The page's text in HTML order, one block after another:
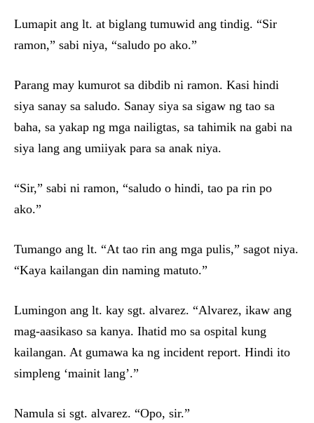
Lumapit ang lt. at biglang tumuwid ang tindig. “Sir
ramon,” sabi niya, “saludo po ako.”
Parang may kumurot sa dibdib ni ramon. Kasi hindi
siya sanay sa saludo. Sanay siya sa sigaw ng tao sa
baha, sa yakap ng mga nailigtas, sa tahimik na gabi na
siya lang ang umiiyak para sa anak niya.
“Sir,” sabi ni ramon, “saludo o hindi, tao pa rin po
ako.”
Tumango ang lt. “At tao rin ang mga pulis,” sagot niya.
“Kaya kailangan din naming matuto.”
Lumingon ang lt. kay sgt. alvarez. “Alvarez, ikaw ang
mag-aasikaso sa kanya. Ihatid mo sa ospital kung
kailangan. At gumawa ka ng incident report. Hindi ito
simpleng ‘mainit lang’.”
Namula si sgt. alvarez. “Opo, sir.”